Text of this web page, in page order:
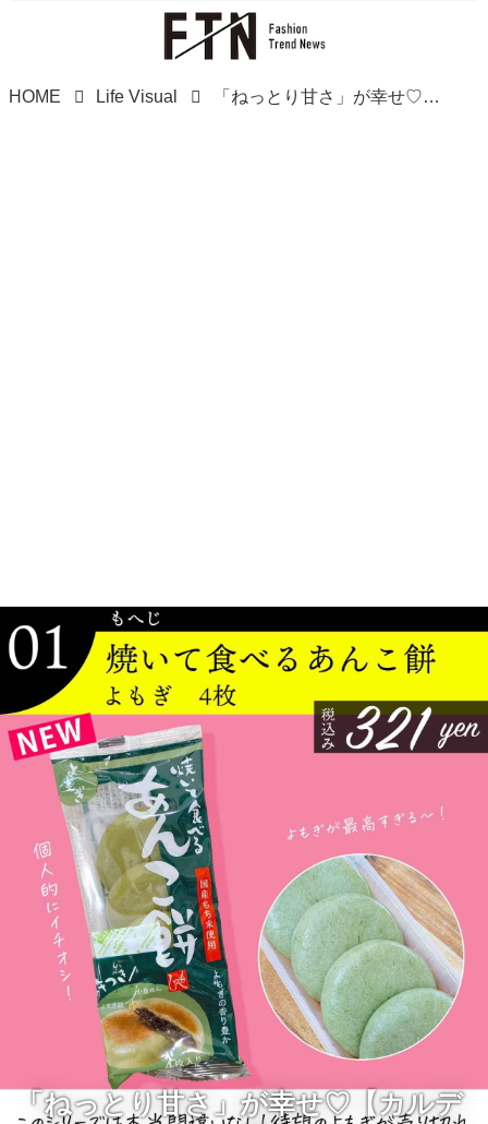
HOME Life Visual 「ねっとり甘さ」が幸せ♡【カルディ】見つけたら、即買って！「ご褒美スイーツ」
「ねっとり甘さ」が幸せ♡【カルデ